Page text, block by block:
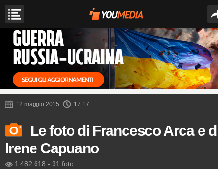
12 maggio 2015 17:17
Le foto di Francesco Arca e
Irene Capuano
1.482.618 - 31 foto